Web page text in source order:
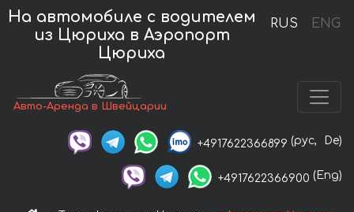
RUS ENG
На автомобиле с водителем
из Цюриха в Аэропорт
Цюриха
Авто-Аренда в Швейцарии
+4917622366899 (рус, De)
+4917622366900 (Eng)